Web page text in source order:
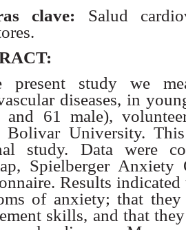
clave: Salud
present study we
diseases, in
and 61 male),
Bolivar University.
study. Data were
Spielberger Anxiety
Results
of anxiety; that they
skills, and that